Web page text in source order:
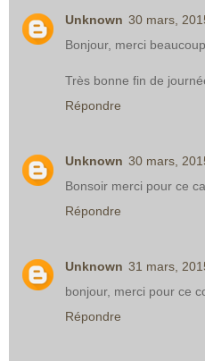
Unknown 30 mars,
Bonjour, merci
Très bonne fin de
Répondre
Unknown 30 mars,
Bonsoir merci pour ce
Répondre
Unknown 31 mars,
bonjour, merci pour ce
Répondre